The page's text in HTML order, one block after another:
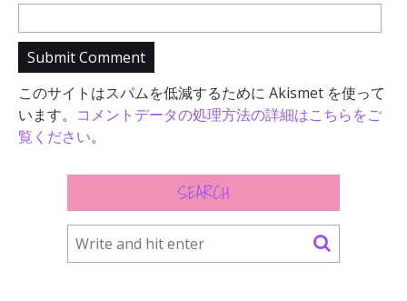
このサイトはスパムを低減するために Akismet を使って
います。 コメントデータの処理方法の詳細はこちらをご
覧ください。
SEARCH